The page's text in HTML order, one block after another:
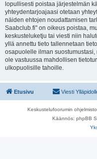
lopullisesti poistaa järjestelmän
yhteydentarjoajaasi otetaan
näiden ehtojen noudattamisen
Saabclub.fi" on oikeus poistaa,
keskusteluketju tai viesti niin
yllä annettu tieto tallennetaan
osapuolelle ilman suostumustasi,
ole vastuussa mahdollisen
ulkopuolisille tahoille.
Etusivu Viesti
Keskustelufoorumin ohjelmisto
Käännös: phpBB